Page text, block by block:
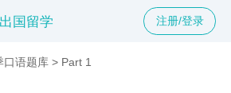
出国留学 注册/登录
口语题库 > Part 1